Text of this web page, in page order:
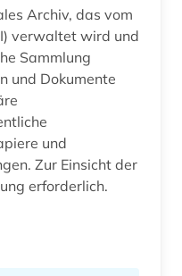
Archiv, das vom
verwaltet wird und
Sammlung
und Dokumente
und
Zur Einsicht der
erforderlich.